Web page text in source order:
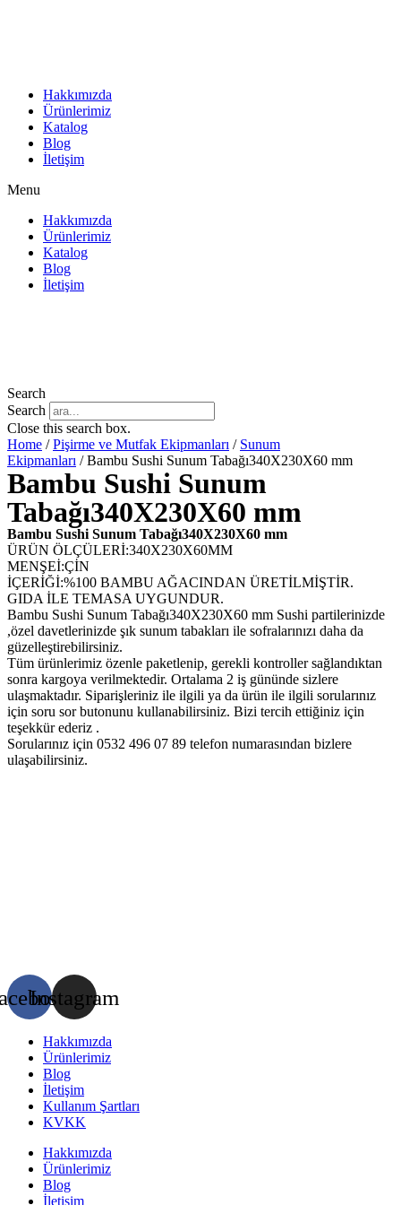
Hakkımızda
Ürünlerimiz
Katalog
Blog
İletişim
Menu
Hakkımızda
Ürünlerimiz
Katalog
Blog
İletişim
Search
Search
Close this search box.
Home /Pişirme ve Mutfak Ekipmanları / Sunum
Ekipmanları / Bambu Sushi Sunum Tabağı340X230X60 mm
Bambu Sushi Sunum
Tabağı340X230X60 mm
Bambu Sushi Sunum Tabağı340X230X60 mm
ÜRÜN ÖLÇÜLERİ:340X230X60MM
MENŞEİ:ÇİN
İÇERİĞİ:%100 BAMBU AĞACINDAN ÜRETİLMİŞTİR.
GIDA İLE TEMASA UYGUNDUR.
Bambu Sushi Sunum Tabağı340X230X60 mm Sushi partilerinizde
,özel davetlerinizde şık sunum tabakları ile sofralarınızı daha da
güzelleştirebilirsiniz.
Tüm ürünlerimiz özenle paketlenip, gerekli kontroller sağlandıktan
sonra kargoya verilmektedir. Ortalama 2 iş gününde sizlere
ulaşmaktadır. Siparişleriniz ile ilgili ya da ürün ile ilgili sorularınız
için soru sor butonunu kullanabilirsiniz. Bizi tercih ettiğiniz için
teşekkür ederiz .
Sorularınız için 0532 496 07 89 telefon numarasından bizlere
ulaşabilirsiniz.
Instagram
Hakkımızda
Ürünlerimiz
Blog
İletişim
Kullanım Şartları
KVKK
Hakkımızda
Ürünlerimiz
Blog
İletişim